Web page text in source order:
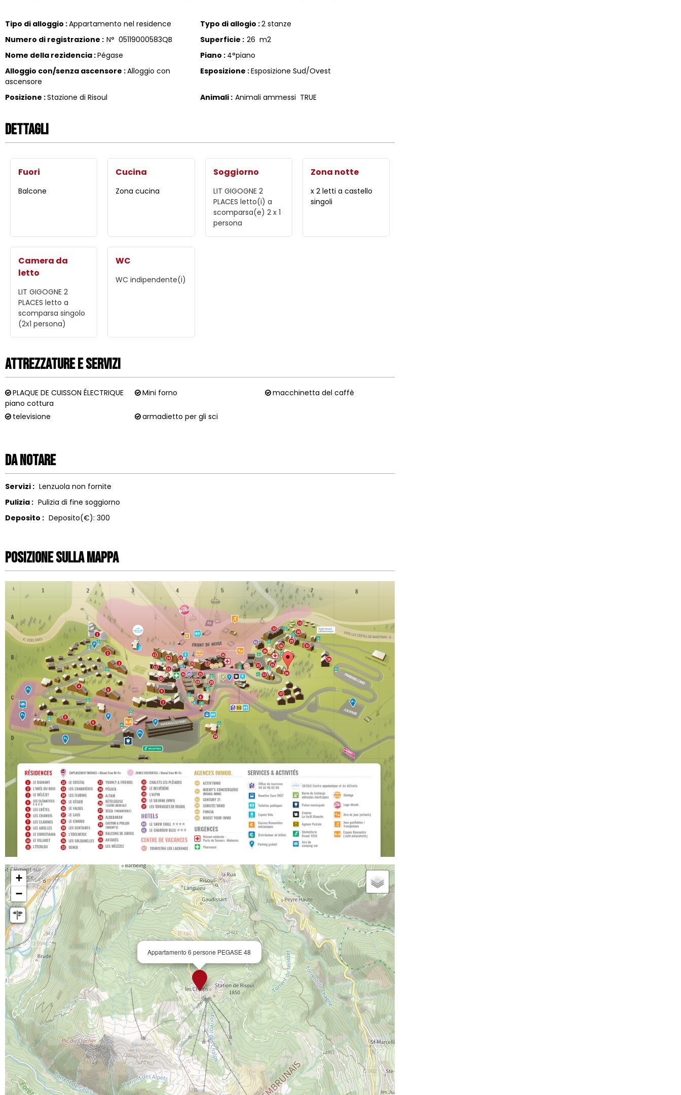
Tipo di alloggio :Appartamento nel residence Typo di allogio :2 stanze
Numero di registrazione : N° 05119000583QB Superficie : 26 m2
Nome della rezidencia :Pégase Piano : 4°piano
Alloggio con/senza ascensore :Alloggio con
ascensore
Esposizione :Esposizione Sud/Ovest
Posizione :Stazione di Risoul Animali : Animali ammessi TRUE
Dettagli
Fuori
Balcone
Cucina
Zona cucina
Soggiorno
LIT GIGOGNE 2
PLACES letto(i) a
scomparsa(e) 2 x 1
persona
Zona notte
x 2 letti a castello
singoli
Camera da
letto
LIT GIGOGNE 2
PLACES letto a
scomparsa singolo
(2x1 persona)
WC
WC indipendente(i)
Attrezzature e Servizi
PLAQUE DE CUISSON ÉLECTRIQUE
piano cottura
Mini forno macchinetta del caffè
televisione armadietto per gli sci
Da notare
Servizi : Lenzuola non fornite
Pulizia : Pulizia di fine soggiorno
Deposito : Deposito(€): 300
Posizione sulla mappa
Appartamento 6 persone PEGASE 48
+
−